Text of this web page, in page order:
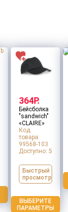
364Р.
Бейсболка
"sandwich"
«CLAIRE»
Код
товара:
99568-103
Доступно: 5
Быстрый
просмотр
ВЫБЕРИТЕ
ПАРАМЕТРЫ